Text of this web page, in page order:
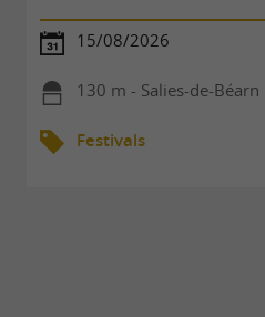
15/08/2026
130 m - Salies-de-Béarn
Festivals